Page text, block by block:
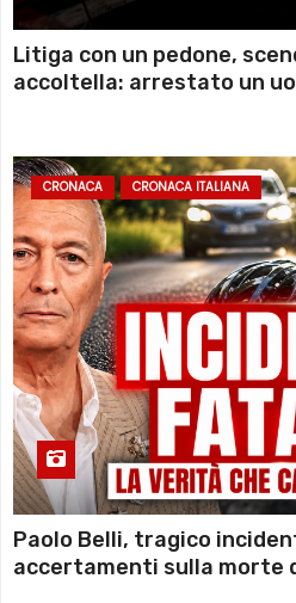
Litiga con un pedone,
accoltella: arrestato un
CRONACA CRONACA ITALIANA
Paolo Belli, tragico
accertamenti sulla morte